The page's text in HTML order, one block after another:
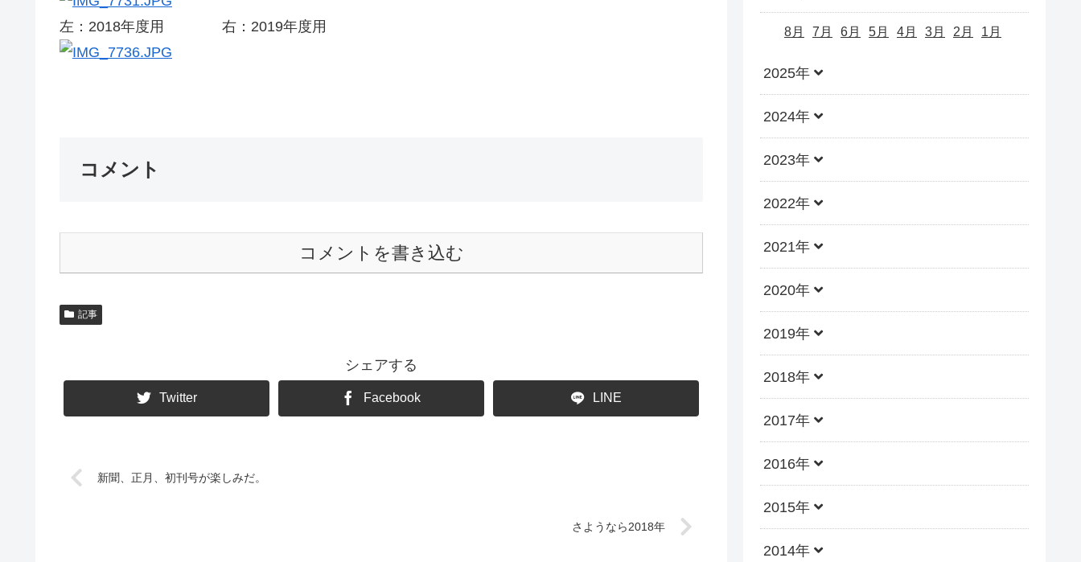
左：2018年度用 右：2019年度用
コメント
コメントを書き込む
記事
シェアする
Twitter Facebook LINE
新聞、正月、初刊号が楽しみだ。
さようなら2018年
8月 7月 6月 5月 4月 3月 2月 1月
2025年
2024年
2023年
2022年
2021年
2020年
2019年
2018年
2017年
2016年
2015年
2014年